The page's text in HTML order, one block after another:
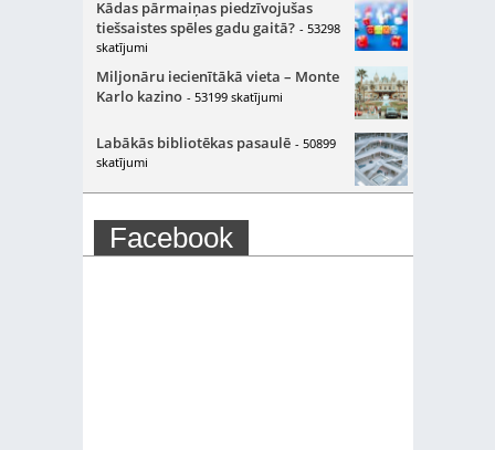
Kādas pārmaiņas piedzīvojušas
tiešsaistes spēles gadu gaitā? - 53298
skatījumi
Miljonāru iecienītākā vieta – Monte
Karlo kazino - 53199 skatījumi
Labākās bibliotēkas pasaulē - 50899
skatījumi
Facebook